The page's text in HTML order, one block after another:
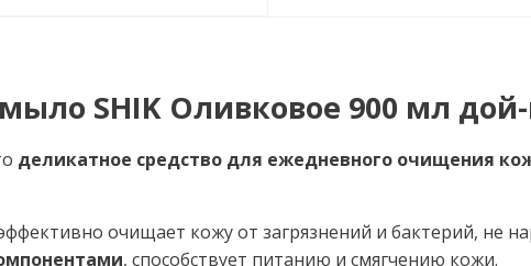
SHIK Оливковое 900 мл дой-
деликатное средство для ежедневного очищения
очищает кожу от загрязнений и бактерий, не
, способствует питанию и смягчению кожи.